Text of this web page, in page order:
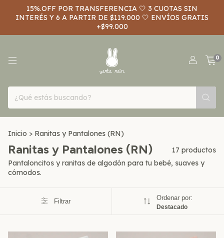
15%.OFF POR TRANSFERENCIA 🤍 3 CUOTAS SIN
INTERÉS Y 6 A PARTIR DE $119.000 🤍 ENVÍOS GRATIS
+$99.000
0
Inicio > Ranitas y Pantalones (RN)
Ranitas y Pantalones (RN)
17 productos
Pantaloncitos y ranitas de algodón para tu bebé, suaves y
cómodos.
Filtrar Ordenar por:
Destacado